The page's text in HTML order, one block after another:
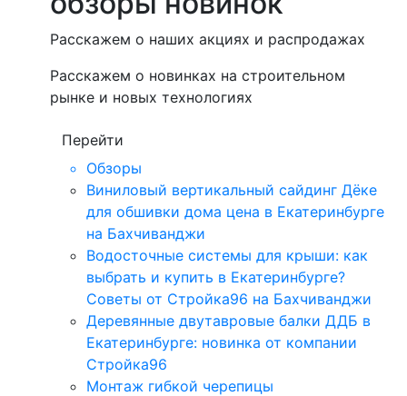
Расскажем о наших акциях и распродажах
Расскажем о новинках на строительном
рынке и новых технологиях
Перейти
Обзоры
Виниловый вертикальный сайдинг Дёке
для обшивки дома цена в Екатеринбурге
на Бахчиванджи
Водосточные системы для крыши: как
выбрать и купить в Екатеринбурге?
Советы от Стройка96 на Бахчиванджи
Деревянные двутавровые балки ДДБ в
Екатеринбурге: новинка от компании
Стройка96
Монтаж гибкой черепицы